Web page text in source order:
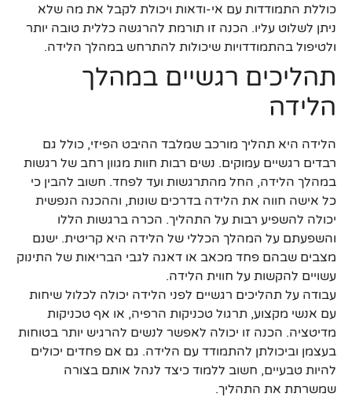
כוללת התמודדות עם אי-ודאות ויכולת לקבל את מה שלא
ניתן לשלוט עליו. הכנה זו תורמת להרגשה כללית טובה יותר
ולטיפול בהתמודדויות שיכולות להתרחש במהלך הלידה.
תהליכים רגשיים במהלך
הלידה
הלידה היא תהליך מורכב שמלבד ההיבט הפיזי, כולל גם
רבדים רגשיים עמוקים. נשים רבות חוות מגוון רחב של רגשות
במהלך הלידה, החל מהתרגשות ועד לפחד. חשוב להבין כי
כל אישה חווה את הלידה בדרכים שונות, וההכנה הנפשית
יכולה להשפיע רבות על התהליך. הכרה ברגשות הללו
והשפעתם על המהלך הכללי של הלידה היא קריטית. ישנם
מצבים שבהם פחד מכאב או דאגה לגבי הבריאות של התינוק
עשויים להקשות על חווית הלידה.
עבודה על תהליכים רגשיים לפני הלידה יכולה לכלול שיחות
עם אנשי מקצוע, תרגול טכניקות הרפיה, או אף טכניקות
מדיטציה. הכנה זו יכולה לאפשר לנשים להרגיש יותר בטוחות
בעצמן וביכולתן להתמודד עם הלידה. גם אם פחדים יכולים
להיות טבעיים, חשוב ללמוד כיצד לנהל אותם בצורה
שמשרתת את התהליך.